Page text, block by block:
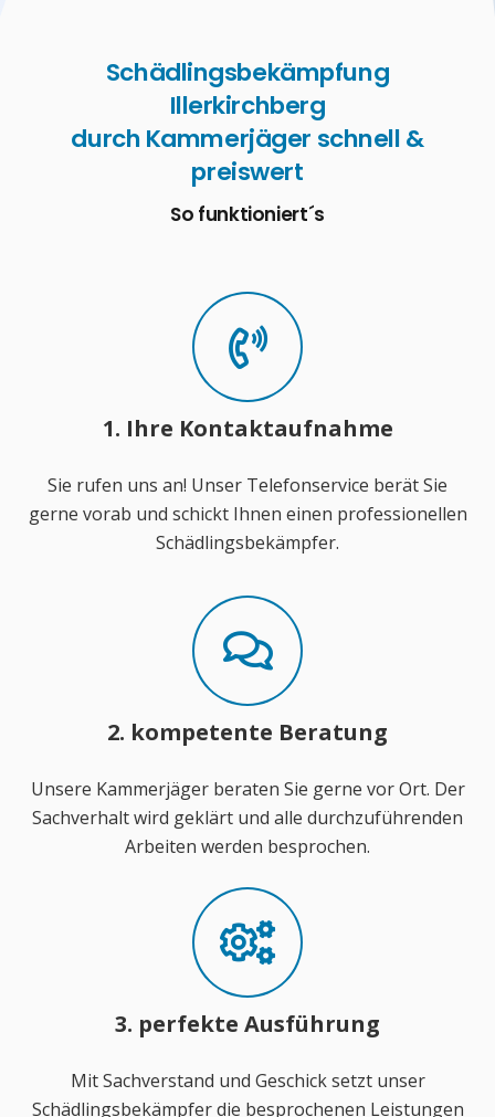
Schädlingsbekämpfung
Illerkirchberg
durch Kammerjäger schnell &
preiswert
So funktioniert´s
1. Ihre Kontaktaufnahme
Sie rufen uns an! Unser Telefonservice berät Sie
gerne vorab und schickt Ihnen einen professionellen
Schädlingsbekämpfer.
2. kompetente Beratung
Unsere Kammerjäger beraten Sie gerne vor Ort. Der
Sachverhalt wird geklärt und alle durchzuführenden
Arbeiten werden besprochen.
3. perfekte Ausführung
Mit Sachverstand und Geschick setzt unser
Schädlingsbekämpfer die besprochenen Leistungen